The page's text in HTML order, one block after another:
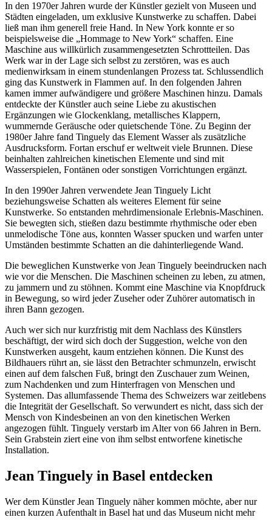
In den 1970er Jahren wurde der Künstler gezielt von Museen und
Städten eingeladen, um exklusive Kunstwerke zu schaffen. Dabei
ließ man ihm generell freie Hand. In New York konnte er so
beispielsweise die „Hommage to New York“ schaffen. Eine
Maschine aus willkürlich zusammengesetzten Schrottteilen. Das
Werk war in der Lage sich selbst zu zerstören, was es auch
medienwirksam in einem stundenlangen Prozess tat. Schlussendlich
ging das Kunstwerk in Flammen auf. In den folgenden Jahren
kamen immer aufwändigere und größere Maschinen hinzu. Damals
entdeckte der Künstler auch seine Liebe zu akustischen
Ergänzungen wie Glockenklang, metallisches Klappern,
wummernde Geräusche oder quietschende Töne. Zu Beginn der
1980er Jahre fand Tinguely das Element Wasser als zusätzliche
Ausdrucksform. Fortan erschuf er weltweit viele Brunnen. Diese
beinhalten zahlreichen kinetischen Elemente und sind mit
Wasserspielen, Fontänen oder sonstigen Vorrichtungen ergänzt.
In den 1990er Jahren verwendete Jean Tinguely Licht
beziehungsweise Schatten als weiteres Element für seine
Kunstwerke. So entstanden mehrdimensionale Erlebnis-Maschinen.
Sie bewegten sich, stießen dazu bestimmte rhythmische oder eben
unmelodische Töne aus, konnten Wasser spucken und warfen unter
Umständen bestimmte Schatten an die dahinterliegende Wand.
Die beweglichen Kunstwerke von Jean Tinguely beeindrucken nach
wie vor die Menschen. Die Maschinen scheinen zu leben, zu atmen,
zu jammern und zu stöhnen. Kommt eine Maschine via Knopfdruck
in Bewegung, so wird jeder Zuseher oder Zuhörer automatisch in
ihren Bann gezogen.
Auch wer sich nur kurzfristig mit dem Nachlass des Künstlers
beschäftigt, der wird sich doch der Suggestion, welche von den
Kunstwerken ausgeht, kaum entziehen können. Die Kunst des
Bildhauers rührt an, sie lässt den Betrachter schmunzeln, erwischt
einen auf dem falschen Fuß, bringt den Zuschauer zum Weinen,
zum Nachdenken und zum Hinterfragen von Menschen und
Systemen. Das allumfassende Thema des Schweizers war zeitlebens
die Integrität der Gesellschaft. So verwundert es nicht, dass sich der
Mensch von Kindesbeinen an von den kinetischen Werken
angezogen fühlt. Tinguely verstarb im Alter von 66 Jahren in Bern.
Sein Grabstein ziert eine von ihm selbst entworfene kinetische
Installation.
Jean Tinguely in Basel entdecken
Wer dem Künstler Jean Tinguely näher kommen möchte, aber nur
einen kurzen Aufenthalt in Basel hat und das Museum nicht mehr